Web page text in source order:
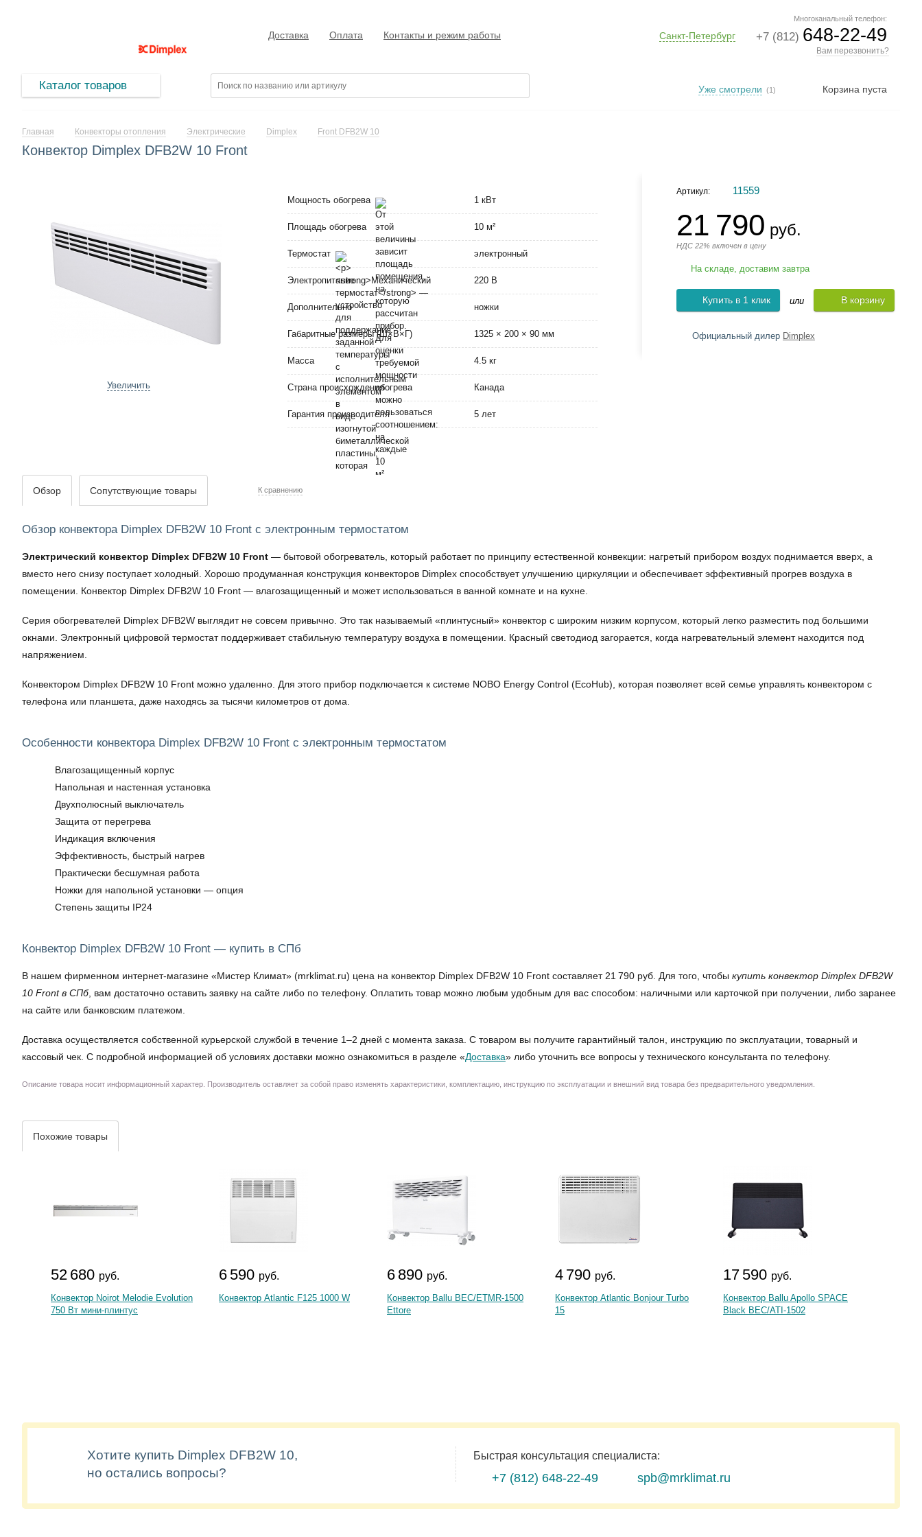
Многоканальный телефон:
+7 (812) 648-22-49
Вам перезвонить?
Санкт-Петербург
Доставка Оплата Контакты и режим работы
Каталог товаров Корзина пуста
Уже смотрели (1)
Главная Конвекторы отопления Электрические Dimplex Front DFB2W 10
Конвектор Dimplex DFB2W 10 Front
Увеличить
Мощность обогрева 1 кВт
Площадь обогрева 10 м²
Термостат электронный
Электропитание 220 В
Дополнительно ножки
Габаритные размеры (Ш×В×Г) 1325 × 200 × 90 мм
Масса 4.5 кг
Страна происхождения Канада
Гарантия производителя 5 лет
Артикул: 11559
21 790 руб.
НДС 22% включен в цену
На складе, доставим завтра
Купить в 1 клик или В корзину
Официальный дилер Dimplex
Обзор Сопутствующие товары К сравнению
Обзор конвектора Dimplex DFB2W 10 Front с электронным термостатом
Электрический конвектор Dimplex DFB2W 10 Front — бытовой обогреватель, который работает по принципу естественной конвекции: нагретый прибором воздух поднимается вверх, а
вместо него снизу поступает холодный. Хорошо продуманная конструкция конвекторов Dimplex способствует улучшению циркуляции и обеспечивает эффективный прогрев воздуха в
помещении. Конвектор Dimplex DFB2W 10 Front — влагозащищенный и может использоваться в ванной комнате и на кухне.
Серия обогревателей Dimplex DFB2W выглядит не совсем привычно. Это так называемый «плинтусный» конвектор с широким низким корпусом, который легко разместить под большими
окнами. Электронный цифровой термостат поддерживает стабильную температуру воздуха в помещении. Красный светодиод загорается, когда нагревательный элемент находится под
напряжением.
Конвектором Dimplex DFB2W 10 Front можно удаленно. Для этого прибор подключается к системе NOBO Energy Control (EcoHub), которая позволяет всей семье управлять конвектором с
телефона или планшета, даже находясь за тысячи километров от дома.
Особенности конвектора Dimplex DFB2W 10 Front с электронным термостатом
Влагозащищенный корпус
Напольная и настенная установка
Двухполюсный выключатель
Защита от перегрева
Индикация включения
Эффективность, быстрый нагрев
Практически бесшумная работа
Ножки для напольной установки — опция
Степень защиты IP24
Конвектор Dimplex DFB2W 10 Front — купить в СПб
В нашем фирменном интернет-магазине «Мистер Климат» (mrklimat.ru) цена на конвектор Dimplex DFB2W 10 Front составляет 21 790 руб. Для того, чтобы купить конвектор Dimplex DFB2W
10 Front в СПб, вам достаточно оставить заявку на сайте либо по телефону. Оплатить товар можно любым удобным для вас способом: наличными или карточкой при получении, либо заранее
на сайте или банковским платежом.
Доставка осуществляется собственной курьерской службой в течение 1–2 дней с момента заказа. С товаром вы получите гарантийный талон, инструкцию по эксплуатации, товарный и
кассовый чек. С подробной информацией об условиях доставки можно ознакомиться в разделе «Доставка» либо уточнить все вопросы у технического консультанта по телефону.
Описание товара носит информационный характер. Производитель оставляет за собой право изменять характеристики, комплектацию, инструкцию по эксплуатации и внешний вид товара без предварительного уведомления.
Похожие товары
52 680 руб.
Конвектор Noirot Melodie Evolution
750 Вт мини-плинтус
6 590 руб.
Конвектор Atlantic F125 1000 W
6 890 руб.
Конвектор Ballu BEC/ETMR-1500
Ettore
4 790 руб.
Конвектор Atlantic Bonjour Turbo
15
17 590 руб.
Конвектор Ballu Apollo SPACE
Black BEC/ATI-1502
Хотите купить Dimplex DFB2W 10,
но остались вопросы?
Быстрая консультация специалиста:
+7 (812) 648-22-49 spb@mrklimat.ru